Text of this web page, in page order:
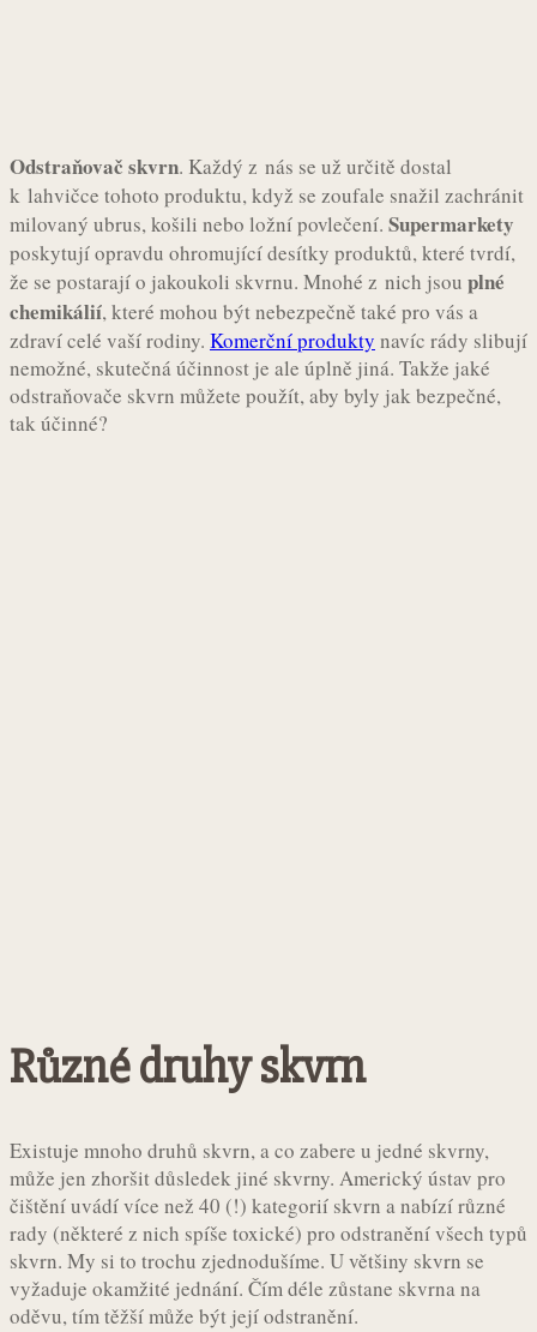
Odstraňovač skvrn. Každý z nás se už určitě dostal
k lahvičce tohoto produktu, když se zoufale snažil zachránit
milovaný ubrus, košili nebo ložní povlečení. Supermarkety
poskytují opravdu ohromující desítky produktů, které tvrdí,
že se postarají o jakoukoli skvrnu. Mnohé z nich jsou plné
chemikálií, které mohou být nebezpečně také pro vás a
zdraví celé vaší rodiny. Komerční produkty navíc rády slibují
nemožné, skutečná účinnost je ale úplně jiná. Takže jaké
odstraňovače skvrn můžete použít, aby byly jak bezpečné,
tak účinné?
Různé druhy skvrn
Existuje mnoho druhů skvrn, a co zabere u jedné skvrny,
může jen zhoršit důsledek jiné skvrny. Americký ústav pro
čištění uvádí více než 40 (!) kategorií skvrn a nabízí různé
rady (některé z nich spíše toxické) pro odstranění všech typů
skvrn. My si to trochu zjednodušíme. U většiny skvrn se
vyžaduje okamžité jednání. Čím déle zůstane skvrna na
oděvu, tím těžší může být její odstranění.